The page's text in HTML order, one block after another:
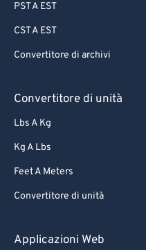
PST A EST
CST A EST
Convertitore di archivi
Convertitore di unità
Lbs A Kg
Kg A Lbs
Feet A Meters
Convertitore di unità
Applicazioni Web